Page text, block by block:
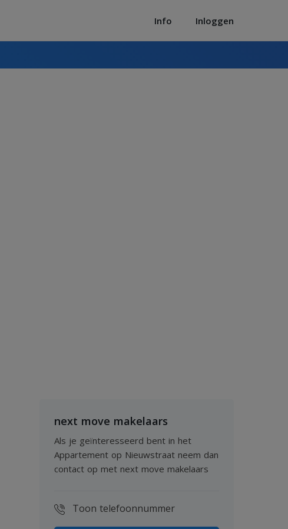
Info Inloggen
next move makelaars
Als je geïnteresseerd bent in het
Appartement op Nieuwstraat neem dan
contact op met next move makelaars
Toon telefoonnummer